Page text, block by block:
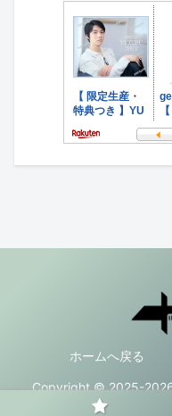
ホームへ戻る
Copyright © 2025-2026